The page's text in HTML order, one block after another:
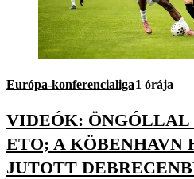
Európa-konferencialiga1 órája
VIDEÓK:
ETO; A KÖBENHAVN
JUTOTT